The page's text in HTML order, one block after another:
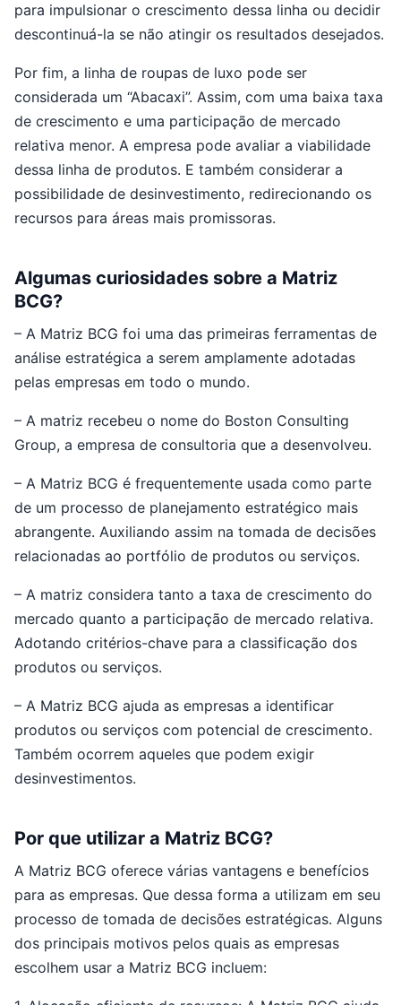
para impulsionar o crescimento dessa linha ou decidir
descontinuá-la se não atingir os resultados desejados.
Por fim, a linha de roupas de luxo pode ser
considerada um “Abacaxi”. Assim, com uma baixa taxa
de crescimento e uma participação de mercado
relativa menor. A empresa pode avaliar a viabilidade
dessa linha de produtos. E também considerar a
possibilidade de desinvestimento, redirecionando os
recursos para áreas mais promissoras.
Algumas curiosidades sobre a Matriz
BCG?
– A Matriz BCG foi uma das primeiras ferramentas de
análise estratégica a serem amplamente adotadas
pelas empresas em todo o mundo.
– A matriz recebeu o nome do Boston Consulting
Group, a empresa de consultoria que a desenvolveu.
– A Matriz BCG é frequentemente usada como parte
de um processo de planejamento estratégico mais
abrangente. Auxiliando assim na tomada de decisões
relacionadas ao portfólio de produtos ou serviços.
– A matriz considera tanto a taxa de crescimento do
mercado quanto a participação de mercado relativa.
Adotando critérios-chave para a classificação dos
produtos ou serviços.
– A Matriz BCG ajuda as empresas a identificar
produtos ou serviços com potencial de crescimento.
Também ocorrem aqueles que podem exigir
desinvestimentos.
Por que utilizar a Matriz BCG?
A Matriz BCG oferece várias vantagens e benefícios
para as empresas. Que dessa forma a utilizam em seu
processo de tomada de decisões estratégicas. Alguns
dos principais motivos pelos quais as empresas
escolhem usar a Matriz BCG incluem: